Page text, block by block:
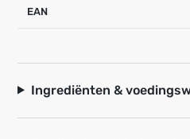
EAN
Ingrediënten &